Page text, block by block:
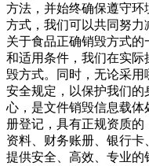
方法，并始终确保遵守
方式，我们可以共同努
关于食品正确销毁方式
和适用条件，我们在实
毁方式。同时，无论采
安全规定，以保护我们的
心，是文件销毁信息载
册登记，具有正规资质
资料、财务账册、银行
提供安全、高效、专业的